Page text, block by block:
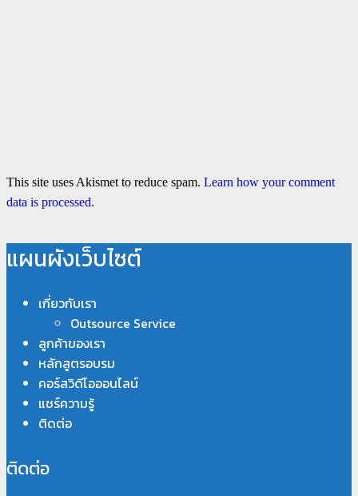
This site uses Akismet to reduce spam. Learn how your comment
data is processed.
แผนผังเว็บไซต์
เกี่ยวกับเรา
Outsource Service
ลูกค้าของเรา
หลักสูตรอบรม
คอร์สวิดีโอออนไลน์
แชร์ความรู้
ติดต่อ
ติดต่อ